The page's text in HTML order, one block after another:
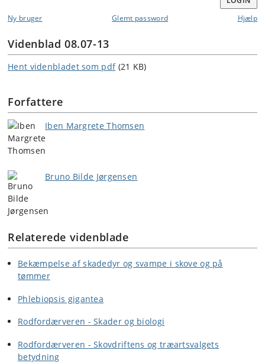
Ny bruger
Glemt password Hjælp
Videnblad 08.07-13
Hent videnbladet som pdf (21 KB)
Forfattere
Iben Margrete Thomsen
Bruno Bilde Jørgensen
Relaterede videnblade
Bekæmpelse af skadedyr og svampe i skove og på
tømmer
Phlebiopsis gigantea
Rodfordærveren - Skader og biologi
Rodfordærveren - Skovdriftens og træartsvalgets
betydning